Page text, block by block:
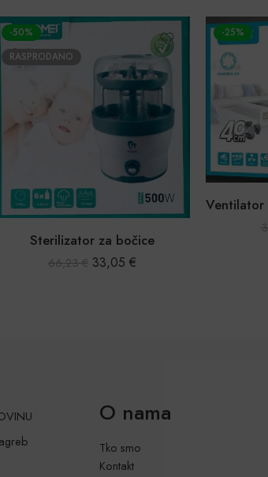
-25% -50%
Set
O nama
Tko smo
Kontakt